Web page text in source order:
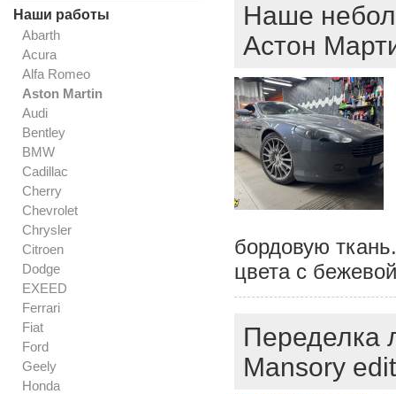
Наши работы
Abarth
Acura
Alfa Romeo
Aston Martin
Audi
Bentley
BMW
Cadillac
Cherry
Chevrolet
Chrysler
Citroen
Dodge
EXEED
Ferrari
Fiat
Ford
Geely
Honda
Наше
Астон
бордовую
цвета с
Переделка
Mansory